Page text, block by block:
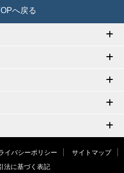
へ戻る
イバシーポリシー
サイトマップ
法に基づく表記